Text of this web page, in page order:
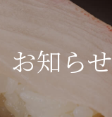
お知らせ